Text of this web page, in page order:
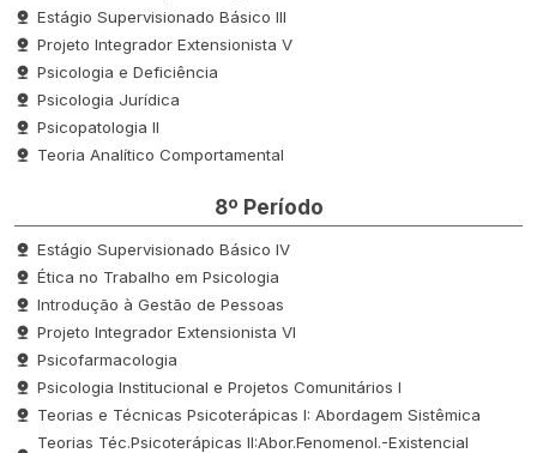
Estágio Supervisionado Básico III
Projeto Integrador Extensionista V
Psicologia e Deficiência
Psicologia Jurídica
Psicopatologia II
Teoria Analítico Comportamental
8º Período
Estágio Supervisionado Básico IV
Ética no Trabalho em Psicologia
Introdução à Gestão de Pessoas
Projeto Integrador Extensionista VI
Psicofarmacologia
Psicologia Institucional e Projetos Comunitários I
Teorias e Técnicas Psicoterápicas I: Abordagem Sistêmica
Teorias Téc.Psicoterápicas II:Abor.Fenomenol.-Existencial